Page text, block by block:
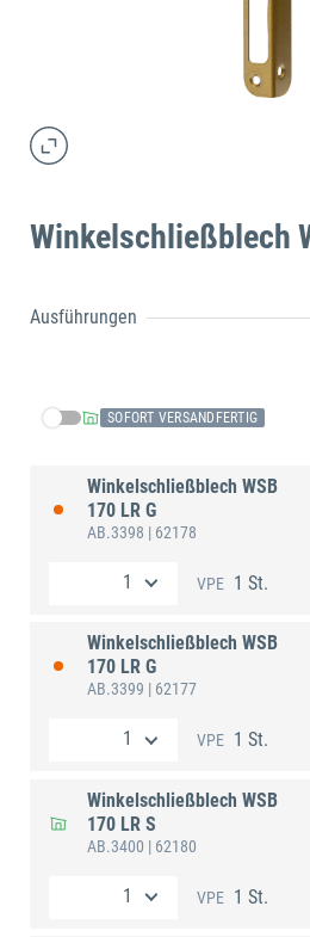
Winkelschließblech
Ausführungen
SOFORT VERSANDFERTIG
Winkelschließblech WSB
170 LR G
AB.3398 | 62178
VPE 1 St.
Winkelschließblech WSB
170 LR G
AB.3399 | 62177
VPE 1 St.
Winkelschließblech WSB
170 LR S
AB.3400 | 62180
VPE 1 St.